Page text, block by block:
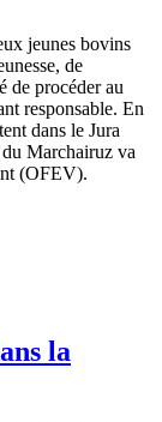
jeunes bovins
de
de procéder au
responsable. En
dans le Jura
Marchairuz va
(OFEV).
la